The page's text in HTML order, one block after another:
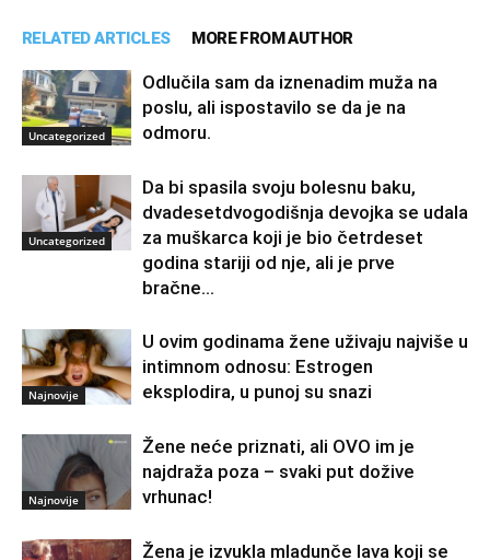
RELATED ARTICLES MORE FROM AUTHOR
Uncategorized
Odlučila sam da iznenadim muža na
poslu, ali ispostavilo se da je na
odmoru.
Uncategorized
Da bi spasila svoju bolesnu baku,
dvadesetdvogodišnja devojka se udala
za muškarca koji je bio četrdeset
godina stariji od nje, ali je prve
bračne...
Najnovije
U ovim godinama žene uživaju najviše u
intimnom odnosu: Estrogen
eksplodira, u punoj su snazi
Najnovije
Žene neće priznati, ali OVO im je
najdraža poza – svaki put dožive
vrhunac!
Žena je izvukla mladunče lava koji se